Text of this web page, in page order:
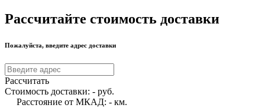
Рассчитайте стоимость доставки
Пожалуйста, введите адрес доставки
Рассчитать
Стоимость доставки: - руб.
Расстояние от МКАД: - км.